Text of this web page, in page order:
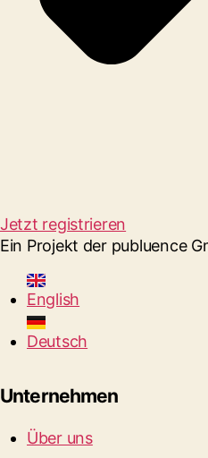
Jetzt registrieren
Ein Projekt der publuence
English
Deutsch
Unternehmen
Über uns